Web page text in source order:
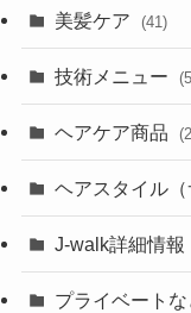
美髪ケア (41)
技術メニュー
ヘアケア商品
ヘアスタイル
J-walk詳細情報
プライベート